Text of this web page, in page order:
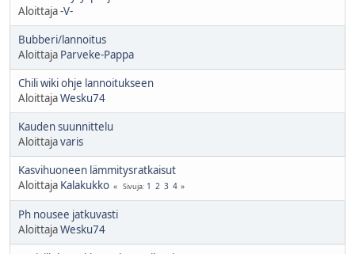
Aloittaja-V-
Bubberi/lannoitus
Aloittaja Parveke-Pappa
Chili wiki ohje lannoitukseen
AloittajaWesku74
Kauden suunnittelu
Aloittajavaris
Kasvihuoneen lämmitysratkaisut
Aloittaja Kalakukko Sivuja 1 2 3 4
Ph nousee jatkuvasti
AloittajaWesku74